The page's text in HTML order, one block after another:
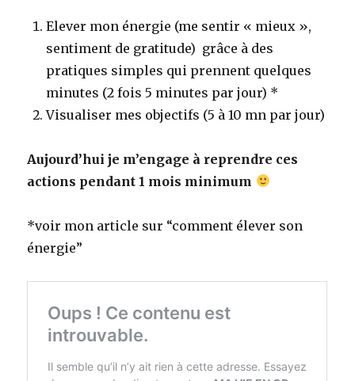
Elever mon énergie (me sentir « mieux »,
sentiment de gratitude) grâce à des
pratiques simples qui prennent quelques
minutes (2 fois 5 minutes par jour) *
Visualiser mes objectifs (5 à 10 mn par jour)
Aujourd’hui je m’engage à reprendre ces
actions pendant 1 mois minimum
*voir mon article sur “comment élever son
énergie”